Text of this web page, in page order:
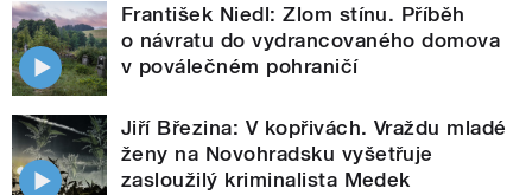
František Niedl: Zlom stínu. Příběh
o návratu do vydrancovaného domova
v poválečném pohraničí
Jiří Březina: V kopřivách. Vraždu mladé
ženy na Novohradsku vyšetřuje
zasloužilý kriminalista Medek